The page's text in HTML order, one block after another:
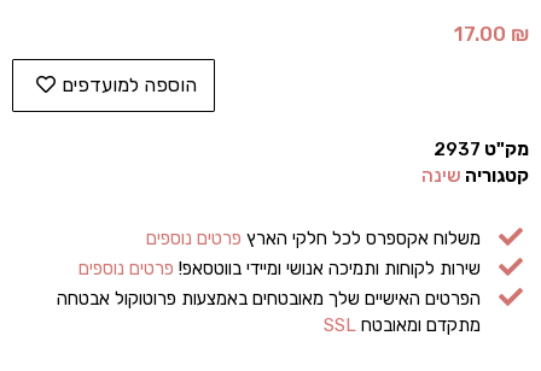
17.00 ₪
הוספה למועדפים
מק"ט 2937
קטגוריה שינה
משלוח אקספרס לכל חלקי הארץ פרטים נוספים
שירות לקוחות ותמיכה אנושי ומיידי בווטסאפ! פרטים נוספים
הפרטים האישיים שלך מאובטחים באמצעות פרוטוקול אבטחה
מתקדם ומאובטחSSL